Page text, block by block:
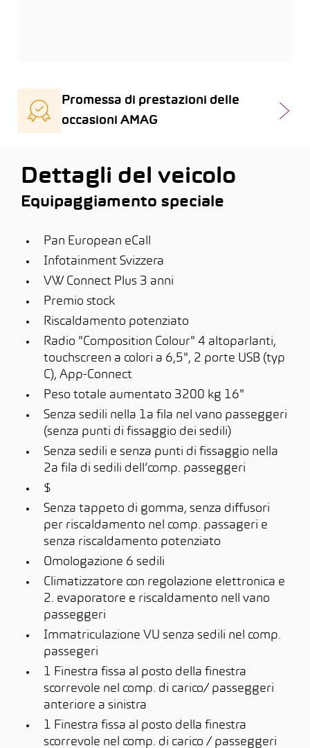
Promessa di prestazioni delle
occasioni AMAG
Dettagli del veicolo
Equipaggiamento speciale
Pan European eCall
Infotainment Svizzera
VW Connect Plus 3 anni
Premio stock
Riscaldamento potenziato
Radio "Composition Colour" 4 altoparlanti,
touchscreen a colori a 6,5", 2 porte USB (typ
C), App-Connect
Peso totale aumentato 3200 kg 16"
Senza sedili nella 1a fila nel vano passeggeri
(senza punti di fissaggio dei sedili)
Senza sedili e senza punti di fissaggio nella
2a fila di sedili dell’comp. passeggeri
$
Senza tappeto di gomma, senza diffusori
per riscaldamento nel comp. passageri e
senza riscaldamento potenziato
Omologazione 6 sedili
Climatizzatore con regolazione elettronica e
2. evaporatore e riscaldamento nell vano
passeggeri
Immatriculazione VU senza sedili nel comp.
passegeri
1 Finestra fissa al posto della finestra
scorrevole nel comp. di carico/ passeggeri
anteriore a sinistra
1 Finestra fissa al posto della finestra
scorrevole nel comp. di carico / passeggeri